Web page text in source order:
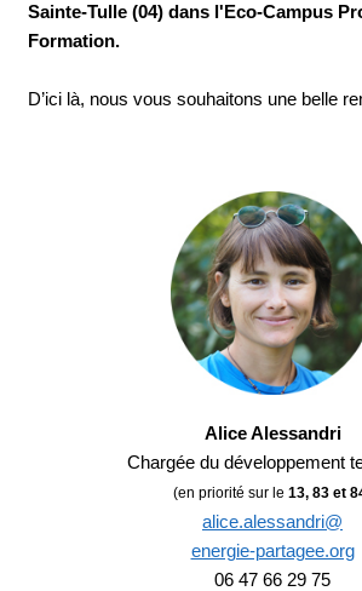
Sainte-Tulle (04) dans l'Eco-Campus
Formation.
D’ici là, nous vous souhaitons une belle
Alice Alessandri
Chargée du développement
(en priorité sur le 13, 83 et
alice.alessandri@
energie-partagee.org
06 47 66 29 75